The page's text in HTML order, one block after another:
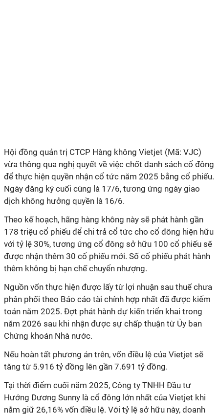
Hội đồng quản trị CTCP Hàng không Vietjet (Mã: VJC)
vừa thông qua nghị quyết về việc chốt danh sách cổ đông
để thực hiện quyền nhận cổ tức năm 2025 bằng cổ phiếu.
Ngày đăng ký cuối cùng là 17/6, tương ứng ngày giao
dịch không hưởng quyền là 16/6.
Theo kế hoạch, hãng hàng không này sẽ phát hành gần
178 triệu cổ phiếu để chi trả cổ tức cho cổ đông hiện hữu
với tỷ lệ 30%, tương ứng cổ đông sở hữu 100 cổ phiếu sẽ
được nhận thêm 30 cổ phiếu mới. Số cổ phiếu phát hành
thêm không bị hạn chế chuyển nhượng.
Nguồn vốn thực hiện được lấy từ lợi nhuận sau thuế chưa
phân phối theo Báo cáo tài chính hợp nhất đã được kiểm
toán năm 2025. Đợt phát hành dự kiến triển khai trong
năm 2026 sau khi nhận được sự chấp thuận từ Ủy ban
Chứng khoán Nhà nước.
Nếu hoàn tất phương án trên, vốn điều lệ của Vietjet sẽ
tăng từ 5.916 tỷ đồng lên gần 7.691 tỷ đồng.
Tại thời điểm cuối năm 2025, Công ty TNHH Đầu tư
Hướng Dương Sunny là cổ đông lớn nhất của Vietjet khi
nắm giữ 26,16% vốn điều lệ. Với tỷ lệ sở hữu này, doanh